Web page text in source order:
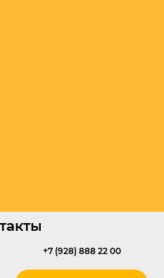
+7 (928) 888 22 00